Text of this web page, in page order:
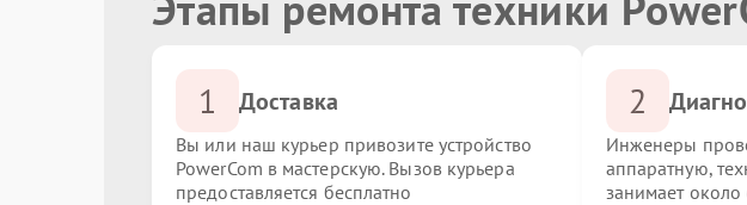
1 Доставка
Вы или наш курьер привозите устройство
PowerCom в мастерскую. Вызов курьера
предоставляется бесплатно
2
Инженеры
аппаратную,
занимает около